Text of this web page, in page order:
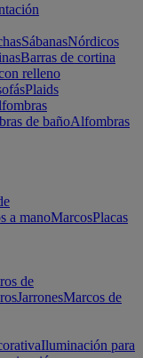
SábanasNórdicos
Barras de cortina
relleno
Plaids
de bañoAlfombras
a manoMarcosPlacas
de
JarronesMarcos de
Iluminación para